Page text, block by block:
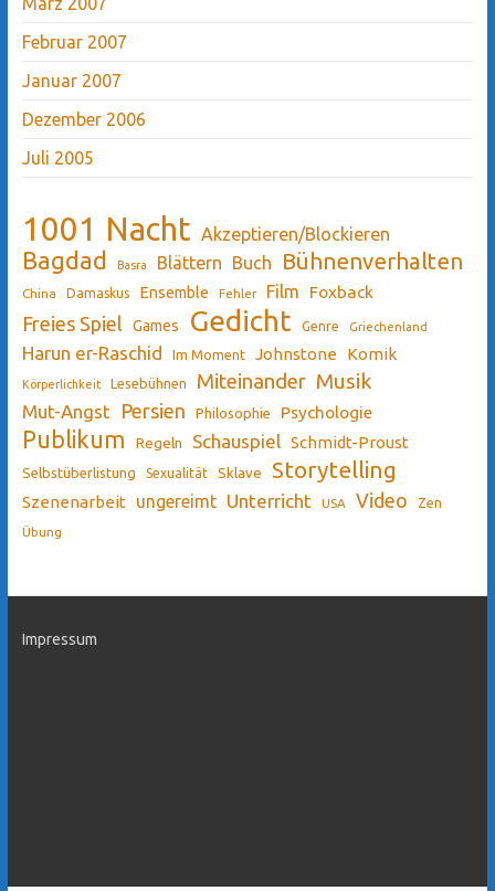
Februar 2007
Januar 2007
Dezember 2006
Juli 2005
1001 Nacht Akzeptieren/Blockieren
Bagdad Basra Blättern Buch Bühnenverhalten
China Damaskus Ensemble Fehler Film Foxback
Freies Spiel Games Gedicht Genre Griechenland
Harun er-Raschid Im Moment Johnstone Komik
Körperlichkeit Lesebühnen Miteinander Musik
Mut-Angst Persien Philosophie Psychologie
Publikum Regeln Schauspiel Schmidt-Proust
Selbstüberlistung Sexualität Sklave Storytelling
Szenenarbeit ungereimt Unterricht USA Video Zen
Übung
Impressum